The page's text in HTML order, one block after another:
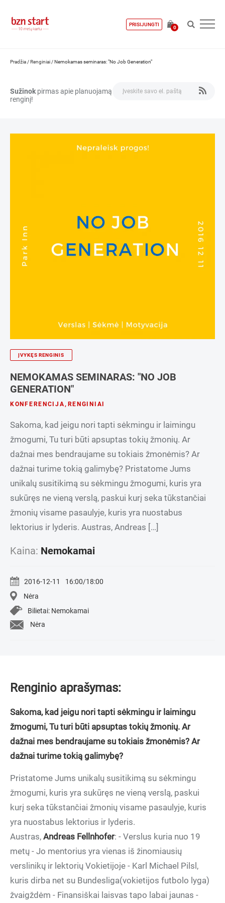
PRISIJUNGTI
0
Pradžia /Renginiai /Nemokamas seminaras: "No Job Generation"
Sužinok pirmas apie planuojamą
renginį!
ĮVYKĘS RENGINIS
NEMOKAMAS SEMINARAS: "NO JOB
GENERATION"
KONFERENCIJA, RENGINIAI
Sakoma, kad jeigu nori tapti sėkmingu ir laimingu
žmogumi, Tu turi būti apsuptas tokių žmonių. Ar
dažnai mes bendraujame su tokiais žmonėmis? Ar
dažnai turime tokią galimybę? Pristatome Jums
unikalų susitikimą su sėkmingu žmogumi, kuris yra
sukūręs ne vieną verslą, paskui kurį seka tūkstančiai
žmonių visame pasaulyje, kuris yra nuostabus
lektorius ir lyderis. Austras, Andreas […]
Kaina: Nemokamai
2016-12-11
16:00/18:00
Nėra
Bilietai: Nemokamai
Nėra
Renginio aprašymas:
Sakoma, kad jeigu nori tapti sėkmingu ir laimingu
žmogumi, Tu turi būti apsuptas tokių žmonių. Ar
dažnai mes bendraujame su tokiais žmonėmis? Ar
dažnai turime tokią galimybę?
Pristatome Jums unikalų susitikimą su sėkmingu
žmogumi, kuris yra sukūręs ne vieną verslą, paskui
kurį seka tūkstančiai žmonių visame pasaulyje, kuris
yra nuostabus lektorius ir lyderis.
Austras, Andreas Fellnhofer: - Verslus kuria nuo 19
metų - Jo mentorius yra vienas iš žinomiausių
verslinikų ir lektorių Vokietijoje - Karl Michael Pilsl,
kuris dirba net su Bundesliga(vokietijos futbolo lyga)
žvaigždėm - Finansiškai laisvas tapo labai jaunas -